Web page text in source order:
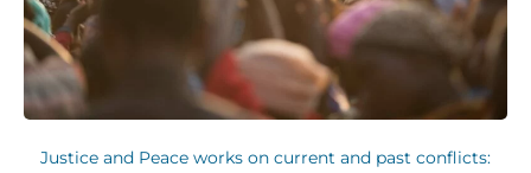
Justice and Peace works on current and past conflicts: